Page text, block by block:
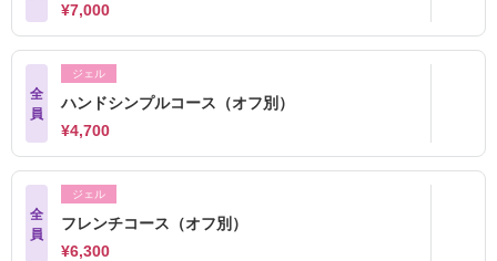
¥7,000
全
員
ジェル
ハンドシンプルコース（オフ別）
¥4,700
全
員
ジェル
フレンチコース（オフ別）
¥6,300